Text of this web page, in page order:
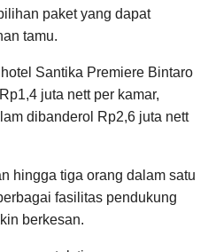
paket yang dapat
tamu.
Santika Premiere Bintaro
juta nett per kamar,
dibanderol Rp2,6 juta nett
hingga tiga orang dalam satu
fasilitas pendukung
berkesan.